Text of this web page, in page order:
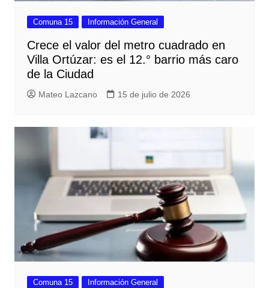
Comuna 15 Información General
Crece el valor del metro cuadrado en
Villa Ortúzar: es el 12.° barrio más caro
de la Ciudad
Mateo Lazcano 15 de julio de 2026
Comuna 15 Información General